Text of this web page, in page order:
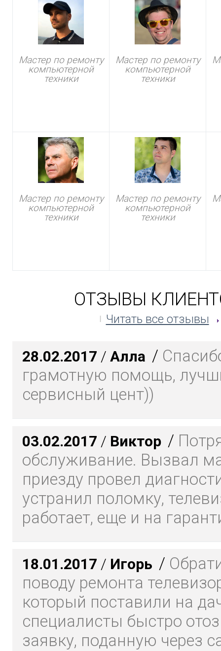
Мастер по ремонту
компьютерной
техники
Мастер по ремонту
компьютерной
техники
Мастер по ремонту
компьютерной
техники
Мастер по ремонту
компьютерной
техники
ОТЗЫВЫ
Читать все отзывы
28.02.2017 / Алла /
грамотную помощь,
сервисный цент))
03.02.2017 / Виктор /
обслуживание. Вызвал
приезду провел
устранил поломку,
работает, еще и на
18.01.2017 / Игорь /
поводу ремонта
который поставили на
специалисты быстро
заявку, поданную через